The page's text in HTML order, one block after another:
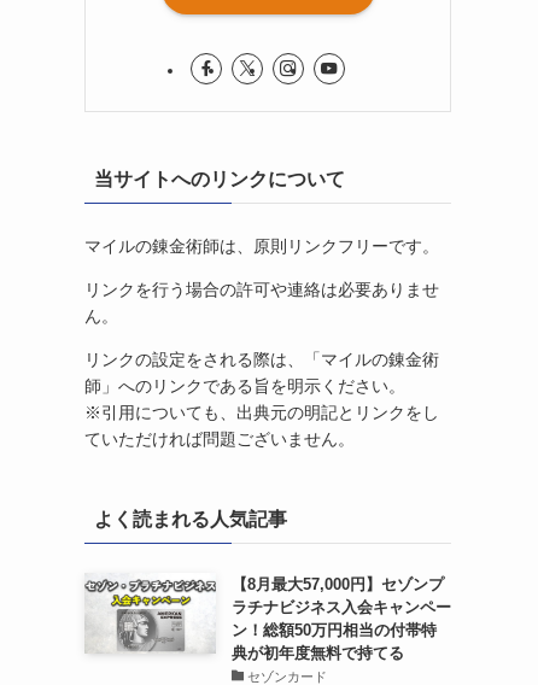
当サイトへのリンクについて
マイルの錬金術師は、原則リンクフリーです。
リンクを行う場合の許可や連絡は必要ありませ
ん。
リンクの設定をされる際は、「マイルの錬金術
師」へのリンクである旨を明示ください。
※引用についても、出典元の明記とリンクをし
ていただければ問題ございません。
よく読まれる人気記事
【8月最大57,000円】セゾンプ
ラチナビジネス入会キャンペー
ン！総額50万円相当の付帯特
典が初年度無料で持てる
セゾンカード